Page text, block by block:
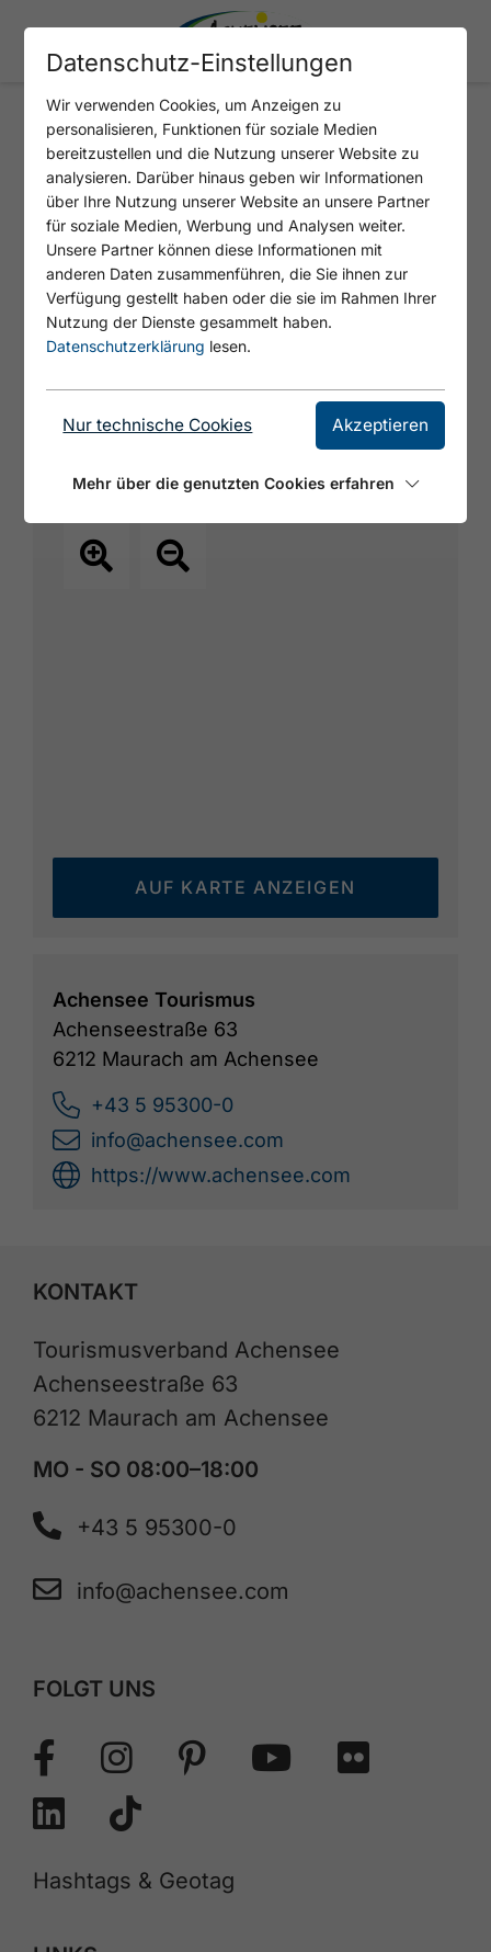
HUNDETOILETTE HUBER
HOCHLAND
© Tirol Werbung
AUF KARTE ANZEIGEN
Achensee Tourismus
Achenseestraße 63
6212 Maurach am Achensee
+43 5 95300-0
info@achensee.com
https://www.achensee.com
KONTAKT
Tourismusverband Achensee
Achenseestraße 63
6212 Maurach am Achensee
MO - SO 08:00–18:00
+43 5 95300-0
info@achensee.com
FOLGT UNS
Hashtags & Geotag
Datenschutz-Einstellungen
Wir verwenden Cookies, um Anzeigen zu
personalisieren, Funktionen für soziale Medien
bereitzustellen und die Nutzung unserer Website zu
analysieren. Darüber hinaus geben wir Informationen
über Ihre Nutzung unserer Website an unsere Partner
für soziale Medien, Werbung und Analysen weiter.
Unsere Partner können diese Informationen mit
anderen Daten zusammenführen, die Sie ihnen zur
Verfügung gestellt haben oder die sie im Rahmen Ihrer
Nutzung der Dienste gesammelt haben.
Datenschutzerklärung lesen.
Nur technische Cookies Akzeptieren
Mehr über die genutzten Cookies erfahren